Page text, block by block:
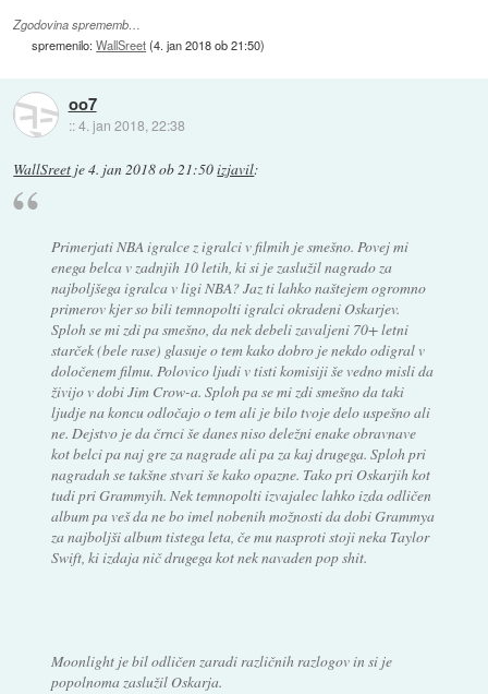
Zgodovina sprememb…
spremenilo:WallSreet(4. jan 2018 ob 21:50)
oo7
::4. jan 2018, 22:38
WallSreet je4. jan 2018 ob 21:50izjavil:
Primerjati NBA igralce z igralci v filmih je smešno. Povej mi
enega belca v zadnjih 10 letih, ki si je zaslužil nagrado za
najboljšega igralca v ligi NBA? Jaz ti lahko naštejem ogromno
primerov kjer so bili temnopolti igralci okradeni Oskarjev.
Sploh se mi zdi pa smešno, da nek debeli zavaljeni 70+ letni
starček (bele rase) glasuje o tem kako dobro je nekdo odigral v
določenem filmu. Polovico ljudi v tisti komisiji še vedno misli da
živijo v dobi Jim Crow-a. Sploh pa se mi zdi smešno da taki
ljudje na koncu odločajo o tem ali je bilo tvoje delo uspešno ali
ne. Dejstvo je da črnci še danes niso deležni enake obravnave
kot belci pa naj gre za nagrade ali pa za kaj drugega. Sploh pri
nagradah se takšne stvari še kako opazne. Tako pri Oskarjih kot
tudi pri Grammyih. Nek temnopolti izvajalec lahko izda odličen
album pa veš da ne bo imel nobenih možnosti da dobi Grammya
za najboljši album tistega leta, če mu nasproti stoji neka Taylor
Swift, ki izdaja nič drugega kot nek navaden pop shit.
Moonlight je bil odličen zaradi različnih razlogov in si je
popolnoma zaslužil Oskarja.